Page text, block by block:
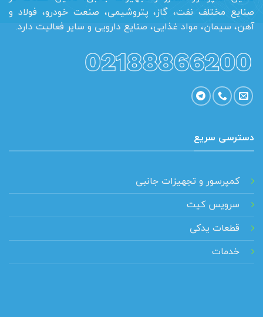
صنایع مختلف نفت، گاز، پتروشیمی، صنعت خودرو، فولاد و
آهن، سیمان، مواد غذایی، صنایع دارویی و سایر فعالیت دارد.
دسترسی سریع
کمپرسور و تجهیزات جانبی
سرویس کیت
قطعات یدکی
خدمات